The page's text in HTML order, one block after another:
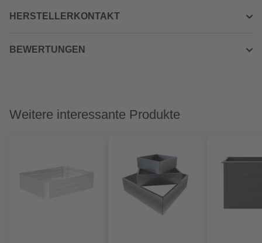
HERSTELLERKONTAKT
BEWERTUNGEN
Weitere interessante Produkte